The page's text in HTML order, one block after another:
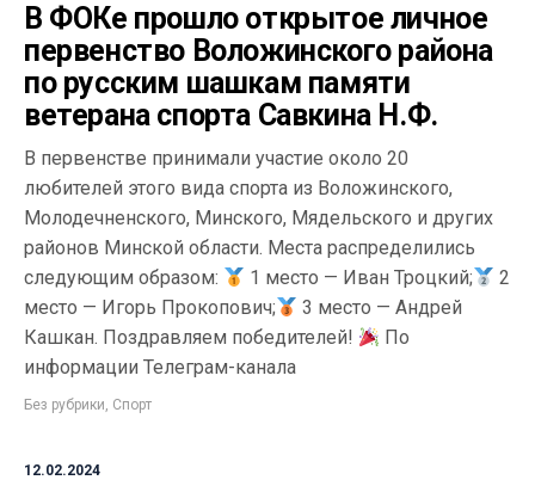
В ФОКе прошло открытое личное
первенство Воложинского района
по русским шашкам памяти
ветерана спорта Савкина Н.Ф.
В первенстве принимали участие около 20
любителей этого вида спорта из Воложинского,
Молодечненского, Минского, Мядельского и других
районов Минской области. Места распределились
следующим образом:
1 место — Иван Троцкий;
2
место — Игорь Прокопович;
3 место — Андрей
Кашкан. Поздравляем победителей!
По
информации Телеграм-канала
Без рубрики, Спорт
12.02.2024